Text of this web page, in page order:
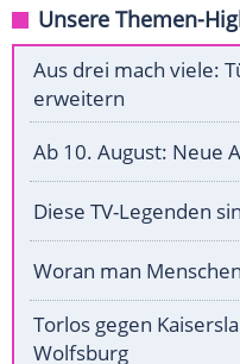
Unsere Themen-
Aus drei mach viele:
erweitern
Ab 10. August: Neue
Diese TV-Legenden
Woran man
Torlos gegen
Wolfsburg